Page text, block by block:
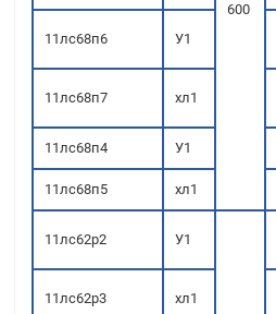
600
11лс68п6 У1
11лс68п7 хл1
11лс68п4 У1
11лс68п5 хл1
11лс62р2 У1
11лс62р3 хл1